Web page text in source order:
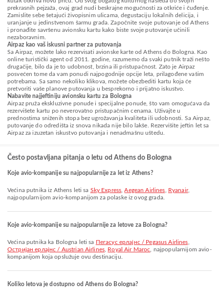
prekrasnih pejzaža, ovaj grad nudi beskrajne mogućnosti za otkriće i čuđenje.
Zamislite sebe šetajući živopisnim ulicama, degustaciju lokalnih delicija, i
uranjanje u jedinstvenom šarmu grada. Započnite svoje putovanje od Athens
i pronađite savršenu avionsku kartu kako biste svoje putovanje učinili
nezaboravnim.
Airpaz kao vaš iskusni partner za putovanja
Sa Airpaz, možete lako rezervisati avionske karte od Athens do Bologna. Kao
online turistički agent od 2011. godine, razumemo da svaki putnik traži nešto
drugačije, bilo da je to udobnost, brzina ili pristupačnost. Zato je Airpaz
posvećen tome da vam ponudi najpogodnije opcije leta, prilagođene vašim
potrebama. Sa samo nekoliko klikova, možete obezbediti kartu koja će
pretvoriti vaše planove putovanja u besprekorno i prijatno iskustvo.
Nabavite najjeftiniju avionsku kartu za Bologna
Airpaz pruža ekskluzivne ponude i specijalne ponude, što vam omogućava da
rezervišete kartu po neverovatno pristupačnim cenama. Uživajte u
prednostima sniženih stopa bez ugrožavanja kvaliteta ili udobnosti. Sa Airpaz,
putovanje do odredišta iz snova nikada nije bilo lakše. Rezervišite jeftin let sa
Airpaz za izuzetan iskustvo putovanja i nenadmašnu uštedu.
Često postavljana pitanja o letu od Athens do Bologna
Koje avio-kompanije su najpopularnije za let iz Athens?
Većina putnika iz Athens leti sa Sky Express ,Aegean Airlines Ryanair,
najpopularnijom avio-kompanijom za polaske iz ovog grada.
Koje avio-kompanije su najpopularnije za letove za Bologna?
Većina putnika ka Bologna leti sa Пегасус ерлајнс / Pegasus Airlines
Остријан ерлајнс / Austrian Airlines Royal Air Maroc
, najpopularnijom avio-
kompanijom koja opslužuje ovu destinaciju.
Koliko letova je dostupno od Athens do Bologna?